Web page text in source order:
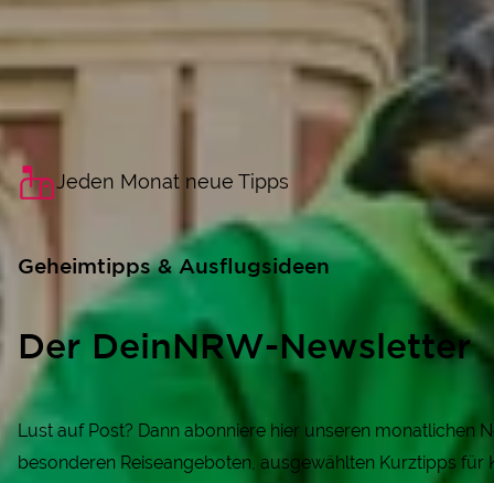
Jeden Monat neue Tipps
Geheimtipps & Ausflugsideen
Der DeinNRW-Newsletter
Lust auf Post? Dann abonniere hier unseren monatlichen
besonderen Reiseangeboten, ausgewählten Kurztipps für